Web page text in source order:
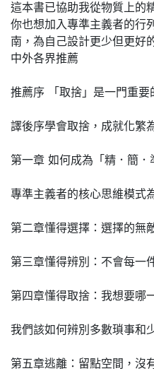
這本書已協助我從物質上的
你也想加入專準主義者的行
南，為自己設計更少但更好
中外各界推薦
推薦序 「取捨」是一門
譯後序學會取捨，成就化繁
第一章 如何成為「精．簡
專準主義者的核心思維模式
第二章懂得選擇：選擇的無
第三章懂得辨別：不會每一
第四章懂得取捨：我想要哪
我們該如何辨別多數瑣事和
第五章逃離：留點空間，沒